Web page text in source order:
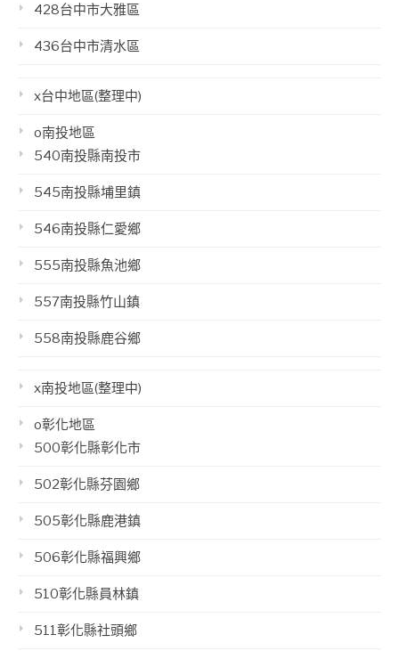
428台中市大雅區
436台中市清水區
x台中地區(整理中)
o南投地區
540南投縣南投市
545南投縣埔里鎮
546南投縣仁愛鄉
555南投縣魚池鄉
557南投縣竹山鎮
558南投縣鹿谷鄉
x南投地區(整理中)
o彰化地區
500彰化縣彰化市
502彰化縣芬園鄉
505彰化縣鹿港鎮
506彰化縣福興鄉
510彰化縣員林鎮
511彰化縣社頭鄉